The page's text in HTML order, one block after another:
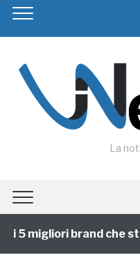
La
migliori brand che